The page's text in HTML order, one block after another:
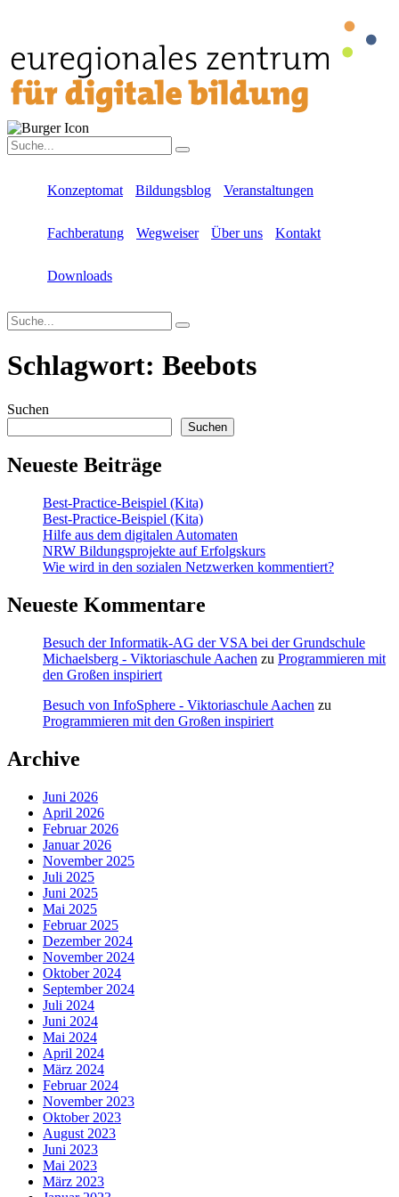
Konzeptomat Bildungsblog Veranstaltungen
Fachberatung Wegweiser Über uns Kontakt
Downloads
Schlagwort: Beebots
Suchen
Suchen
Neueste Beiträge
Best-Practice-Beispiel (Kita)
Best-Practice-Beispiel (Kita)
Hilfe aus dem digitalen Automaten
NRW Bildungsprojekte auf Erfolgskurs
Wie wird in den sozialen Netzwerken kommentiert?
Neueste Kommentare
Besuch der Informatik-AG der VSA bei der Grundschule
Michaelsberg - Viktoriaschule Aachen zu Programmieren mit
den Großen inspiriert
Besuch von InfoSphere - Viktoriaschule Aachen zu
Programmieren mit den Großen inspiriert
Archive
Juni 2026
April 2026
Februar 2026
Januar 2026
November 2025
Juli 2025
Juni 2025
Mai 2025
Februar 2025
Dezember 2024
November 2024
Oktober 2024
September 2024
Juli 2024
Juni 2024
Mai 2024
April 2024
März 2024
Februar 2024
November 2023
Oktober 2023
August 2023
Juni 2023
Mai 2023
März 2023